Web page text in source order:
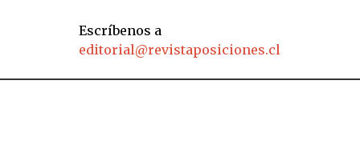
Escríbenos a
editorial@revistaposiciones.cl